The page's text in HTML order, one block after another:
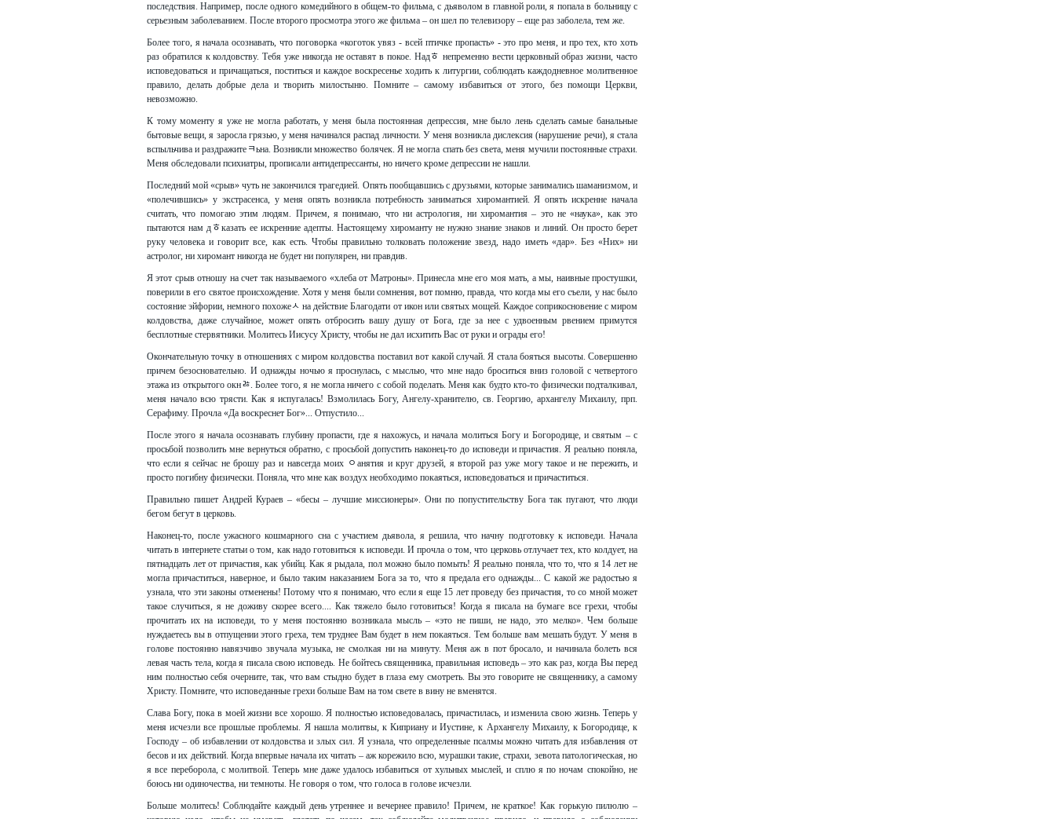
последствия. Например, после одного комедийного в общем-то фильма, с дьяволом в главной роли, я попала в больницу с
серьезным заболеванием. После второго просмотра этого же фильма – он шел по телевизору – еще раз заболела, тем же.
Более того, я начала осознавать, что поговорка «коготок увяз - всей птичке пропасть» - это про меня, и про тех, кто хоть
раз обратился к колдовству. Тебя уже никогда не оставят в покое. Надﾾ непременно вести церковный образ жизни, часто
исповедоваться и причащаться, поститься и каждое воскресенье ходить к литургии, соблюдать каждодневное молитвенное
правило, делать добрые дела и творить милостыню. Помните – самому избавиться от этого, без помощи Церкви,
невозможно.
К тому моменту я уже не могла работать, у меня была постоянная депрессия, мне было лень сделать самые банальные
бытовые вещи, я заросла грязью, у меня начинался распад личности. У меня возникла дислексия (нарушение речи), я стала
вспыльчива и раздражитеﾻьна. Возникли множество болячек. Я не могла спать без света, меня мучили постоянные страхи.
Меня обследовали психиатры, прописали антидепрессанты, но ничего кроме депрессии не нашли.
Последний мой «срыв» чуть не закончился трагедией. Опять пообщавшись с друзьями, которые занимались шаманизмом, и
«полечившись» у экстрасенса, у меня опять возникла потребность заниматься хиромантией. Я опять искренне начала
считать, что помогаю этим людям. Причем, я понимаю, что ни астрология, ни хиромантия – это не «наука», как это
пытаются нам дﾾказать ее искренние адепты. Настоящему хироманту не нужно знание знаков и линий. Он просто берет
руку человека и говорит все, как есть. Чтобы правильно толковать положение звезд, надо иметь «дар». Без «Них» ни
астролог, ни хиромант никогда не будет ни популярен, ни правдив.
Я этот срыв отношу на счет так называемого «хлеба от Матроны». Принесла мне его моя мать, а мы, наивные простушки,
поверили в его святое происхождение. Хотя у меня были сомнения, вот помню, правда, что когда мы его съели, у нас было
состояние эйфории, немного похожеﾵ на действие Благодати от икон или святых мощей. Каждое соприкосновение с миром
колдовства, даже случайное, может опять отбросить вашу душу от Бога, где за нее с удвоенным рвением примутся
бесплотные стервятники. Молитесь Иисусу Христу, чтобы не дал исхитить Вас от руки и ограды его!
Окончательную точку в отношениях с миром колдовства поставил вот какой случай. Я стала бояться высоты. Совершенно
причем безосновательно. И однажды ночью я проснулась, с мыслью, что мне надо броситься вниз головой с четвертого
этажа из открытого окнﾰ. Более того, я не могла ничего с собой поделать. Меня как будто кто-то физически подталкивал,
меня начало всю трясти. Как я испугалась! Взмолилась Богу, Ангелу-хранителю, св. Георгию, архангелу Михаилу, прп.
Серафиму. Прочла «Да воскреснет Бог»... Отпустило...
После этого я начала осознавать глубину пропасти, где я нахожусь, и начала молиться Богу и Богородице, и святым – с
просьбой позволить мне вернуться обратно, с просьбой допустить наконец-то до исповеди и причастия. Я реально поняла,
что если я сейчас не брошу раз и навсегда моих ﾷанятия и круг друзей, я второй раз уже могу такое и не пережить, и
просто погибну физически. Поняла, что мне как воздух необходимо покаяться, исповедоваться и причаститься.
Правильно пишет Андрей Кураев – «бесы – лучшие миссионеры». Они по попустительству Бога так пугают, что люди
бегом бегут в церковь.
Наконец-то, после ужасного кошмарного сна с участием дьявола, я решила, что начну подготовку к исповеди. Начала
читать в интернете статьи о том, как надо готовиться к исповеди. И прочла о том, что церковь отлучает тех, кто колдует, на
пятнадцать лет от причастия, как убийц. Как я рыдала, пол можно было помыть! Я реально поняла, что то, что я 14 лет не
могла причаститься, наверное, и было таким наказанием Бога за то, что я предала его однажды... С какой же радостью я
узнала, что эти законы отменены! Потому что я понимаю, что если я еще 15 лет проведу без причастия, то со мной может
такое случиться, я не доживу скорее всего.... Как тяжело было готовиться! Когда я писала на бумаге все грехи, чтобы
прочитать их на исповеди, то у меня постоянно возникала мысль – «это не пиши, не надо, это мелко». Чем больше
нуждаетесь вы в отпущении этого греха, тем труднее Вам будет в нем покаяться. Тем больше вам мешать будут. У меня в
голове постоянно навязчиво звучала музыка, не смолкая ни на минуту. Меня аж в пот бросало, и начинала болеть вся
левая часть тела, когда я писала свою исповедь. Не бойтесь священника, правильная исповедь – это как раз, когда Вы перед
ним полностью себя очерните, так, что вам стыдно будет в глаза ему смотреть. Вы это говорите не священнику, а самому
Христу. Помните, что исповеданные грехи больше Вам на том свете в вину не вменятся.
Слава Богу, пока в моей жизни все хорошо. Я полностью исповедовалась, причастилась, и изменила свою жизнь. Теперь у
меня исчезли все прошлые проблемы. Я нашла молитвы, к Киприану и Иустине, к Архангелу Михаилу, к Богородице, к
Господу – об избавлении от колдовства и злых сил. Я узнала, что определенные псалмы можно читать для избавления от
бесов и их действий. Когда впервые начала их читать – аж корежило всю, мурашки такие, страхи, зевота патологическая, но
я все переборола, с молитвой. Теперь мне даже удалось избавиться от хульных мыслей, и сплю я по ночам спокойно, не
боюсь ни одиночества, ни темноты. Не говоря о том, что голоса в голове исчезли.
Больше молитесь! Соблюдайте каждый день утреннее и вечернее правило! Причем, не краткое! Как горькую пилюлю –